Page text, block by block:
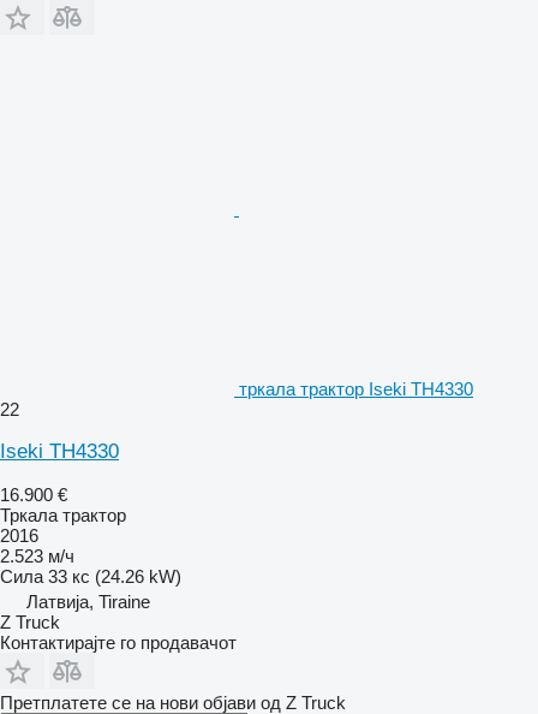
тркала трактор Iseki TH4330
22
Iseki TH4330
16.900 €
Тркала трактор
2016
2.523 м/ч
Сила 33 кс (24.26 kW)
Латвија, Tiraine
Z Truck
Контактирајте го продавачот
Претплатете се на нови објави од Z Truck